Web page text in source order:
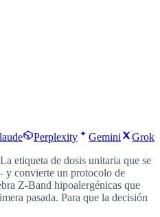
Perplexity Gemini
Grok
etiqueta de dosis unitaria que se
convierte un protocolo de
Z-Band hipoalergénicas que
pasada. Para que la decisión